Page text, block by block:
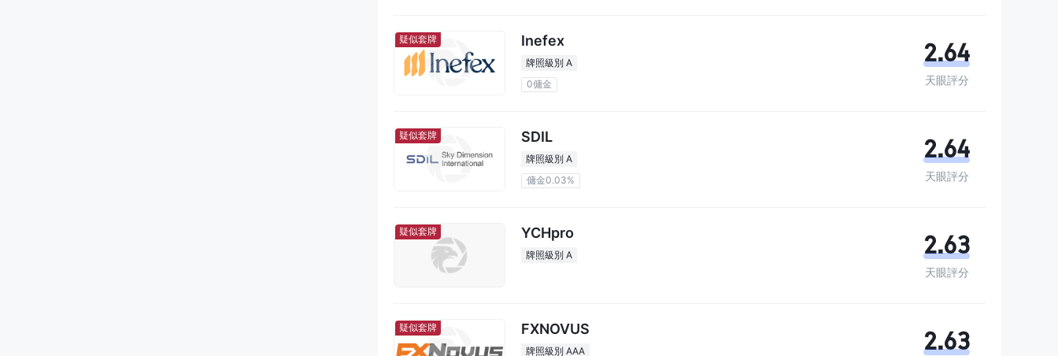
疑似套牌 Inefex
牌照級別 A
0傭金
2.64
天眼評分
疑似套牌 SDIL
牌照級別 A
傭金0.03%
2.64
天眼評分
疑似套牌 YCHpro
牌照級別 A 2.63
天眼評分
疑似套牌 FXNOVUS
牌照級別 AAA 2.63